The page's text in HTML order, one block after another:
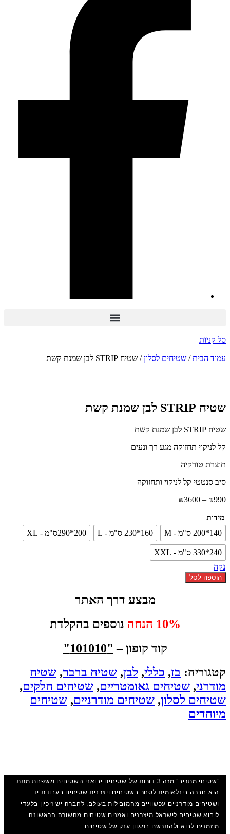
סל קניות
עמוד הבית/ שטיחים לסלון/ שטיח STRIP לבן שמנת קשת
הנחה
שטיח STRIP לבן שמנת קשת
שטיח STRIP לבן שמנת קשת
קל לניקוי תחזוקה מגע רך ונעים
תוצרת טורקיה
סיב סנטטי קל לניקוי ותחזוקה
₪990
–
₪3600
עד
מידות
140*200 ס"מ - M
160*230 ס"מ - L 200*290ס"מ - XL
240*330 ס"מ - XXL
נקה
כמות
של
הוספה לסל
מבצע דרך האתר
10% הנחה
נוספים בהקלדת
קוד קופון – "101010"
קטגוריה: בז, כללי, לבן, שטיח ברבר, שטיח
מודרני, שטיחים גאומטריים, שטיחים חלקים,
שטיחים לסלון, שטיחים מודרניים, שטיחים
מיוחדים
“שטיחי מתריב” מזה 3 דורות של שטיחים יבואני השטיחים משפחת מתת
היא חברה בינלאומית לסחר בשטיחים ויצרנית שטיחים בעבודת יד
ושטיחים מודרניים עכשוויים מהמובילות בעולם. לחברה יש זיכיון בלעדי
ליבוא שטיחים לישראל מיצרנים ואמנים שטיחים מהשורה הראשונה
מוזמנים לבוא ולהתרשם במגוון ענק של שטיחים .